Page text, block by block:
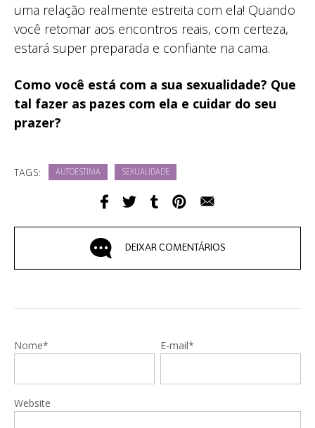
uma relação realmente estreita com ela! Quando
você retomar aos encontros reais, com certeza,
estará super preparada e confiante na cama.
Como você está com a sua sexualidade? Que
tal fazer as pazes com ela e cuidar do seu
prazer?
TAGS: AUTOESTIMA SEXUALIDADE
DEIXAR COMENTÁRIOS
Nome* E-mail*
Website